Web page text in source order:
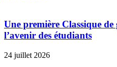
Une première Classique
l’avenir des étudiants
24 juillet 2026